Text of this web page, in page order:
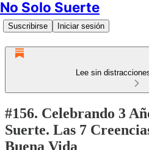
No Solo Suerte
Suscribirse Iniciar sesión
Lee sin
#156. Celebrando 3
Suerte. Las 7
Buena Vida